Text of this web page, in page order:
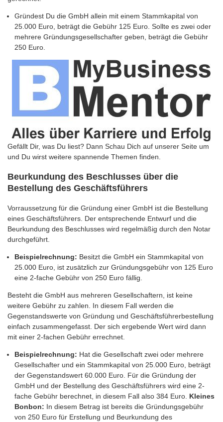
Gründest Du die GmbH allein mit einem Stammkapital von
25.000 Euro, beträgt die Gebühr 125 Euro. Sollte es zwei oder
mehrere Gründungsgesellschafter geben, beträgt die Gebühr
250 Euro.
Gefällt Dir, was Du liest? Dann Schau Dich auf unserer Seite um
und Du wirst weitere spannende Themen finden.
Beurkundung des Beschlusses über die
Bestellung des Geschäftsführers
Vorraussetzung für die Gründung einer GmbH ist die Bestellung
eines Geschäftsführers. Der entsprechende Entwurf und die
Beurkundung des Beschlusses wird regelmäßig durch den Notar
durchgeführt.
Beispielrechnung: Besitzt die GmbH ein Stammkapital von
25.000 Euro, ist zusätzlich zur Gründungsgebühr von 125 Euro
eine 2-fache Gebühr von 250 Euro fällig.
Besteht die GmbH aus mehreren Gesellschaftern, ist keine
weitere Gebühr zu zahlen. In diesem Fall werden die
Gegenstandswerte von Gründung und Geschäftsführerbestellung
einfach zusammengefasst. Der sich ergebende Wert wird dann
mit einer 2-fachen Gebühr errechnet.
Beispielrechnung: Hat die Gesellschaft zwei oder mehrere
Gesellschafter und ein Stammkapital von 25.000 Euro, beträgt
der Gegenstandswert 60.000 Euro. Für die Gründung der
GmbH und der Bestellung des Geschäftsführers wird eine 2-
fache Gebühr berechnet, in diesem Fall also 384 Euro. Kleines
Bonbon: In diesem Betrag ist bereits die Gründungsgebühr
von 250 Euro für Erstellung und Beurkundung des